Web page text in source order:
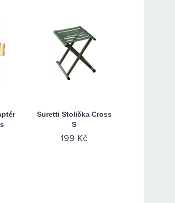
Suretti Stolička Cross
S
199 Kč